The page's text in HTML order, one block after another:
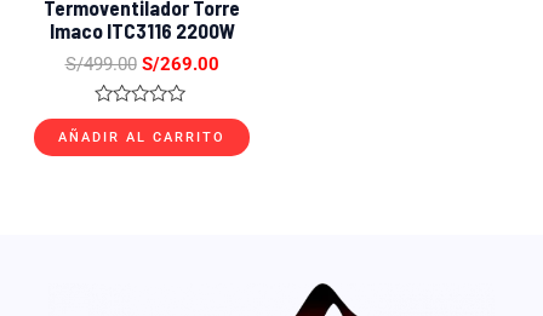
Termoventilador Torre
Imaco ITC3116 2200W
S/499.00 S/269.00
Valorado
con
0
AÑADIR AL CARRITO